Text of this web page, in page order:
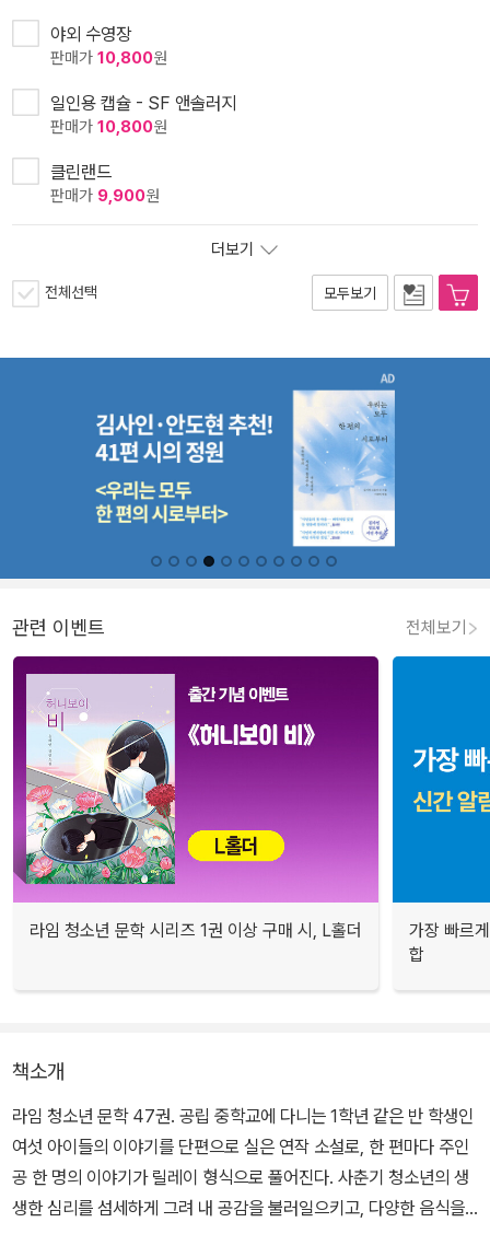
야외 수영장
판매가 10,800원
일인용 캡슐 - SF 앤솔러지
판매가 10,800원
클린랜드
판매가 9,900원
더보기
전체선택 모두보기
관련 이벤트 전체보기
라임 청소년 문학 시리즈 1권 이상 구매 시, L홀더
가장 빠르
합
책소개
라임 청소년 문학 47권. 공립 중학교에 다니는 1학년 같은 반 학생인
여섯 아이들의 이야기를 단편으로 실은 연작 소설로, 한 편마다 주인
공 한 명의 이야기가 릴레이 형식으로 풀어진다. 사춘기 청소년의 생
생한 심리를 섬세하게 그려 내 공감을 불러일으키고, 다양한 음식을